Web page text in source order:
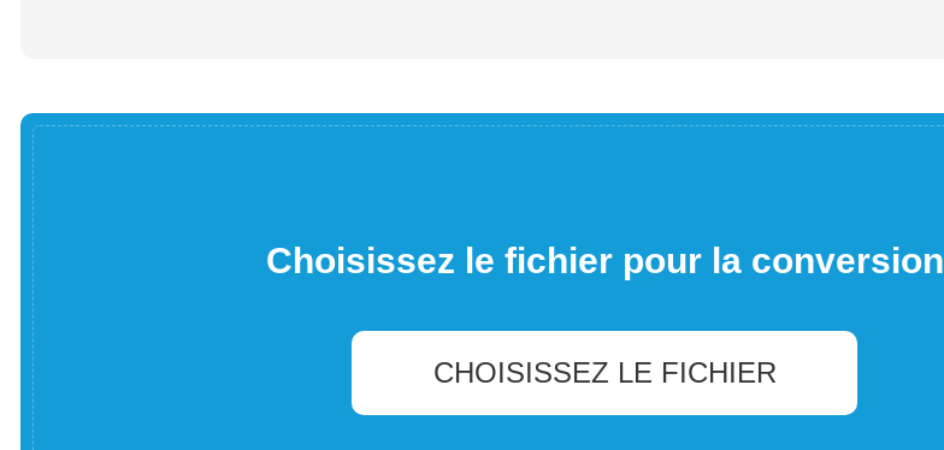
Choisissez le fichier pour la conversion
CHOISISSEZ LE FICHIER